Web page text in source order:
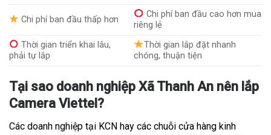
Chi phí ban đầu thấp hơn
Chi phí ban đầu cao hơn mua
riêng lẻ
Thời gian triển khai lâu,
phải tự lắp
Thời gian lắp đặt nhanh
chóng, thuận tiện
Tại sao doanh nghiệp Xã Thanh An nên lắp
Camera Viettel?
Các doanh nghiệp tại KCN hay các chuỗi cửa hàng kinh